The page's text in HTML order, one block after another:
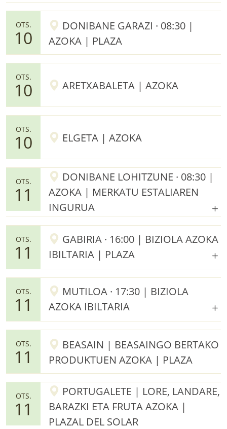
OTS.
10
DONIBANE GARAZI · 08:30 |
AZOKA | PLAZA
OTS.
10 ARETXABALETA | AZOKA
OTS.
10 ELGETA | AZOKA
OTS.
11
DONIBANE LOHITZUNE · 08:30 |
AZOKA | MERKATU ESTALIAREN
INGURUA
OTS.
11
GABIRIA · 16:00 | BIZIOLA AZOKA
IBILTARIA | PLAZA
OTS.
11
MUTILOA · 17:30 | BIZIOLA
AZOKA IBILTARIA
OTS.
11
BEASAIN | BEASAINGO BERTAKO
PRODUKTUEN AZOKA | PLAZA
OTS.
11
PORTUGALETE | LORE, LANDARE,
BARAZKI ETA FRUTA AZOKA |
PLAZAL DEL SOLAR